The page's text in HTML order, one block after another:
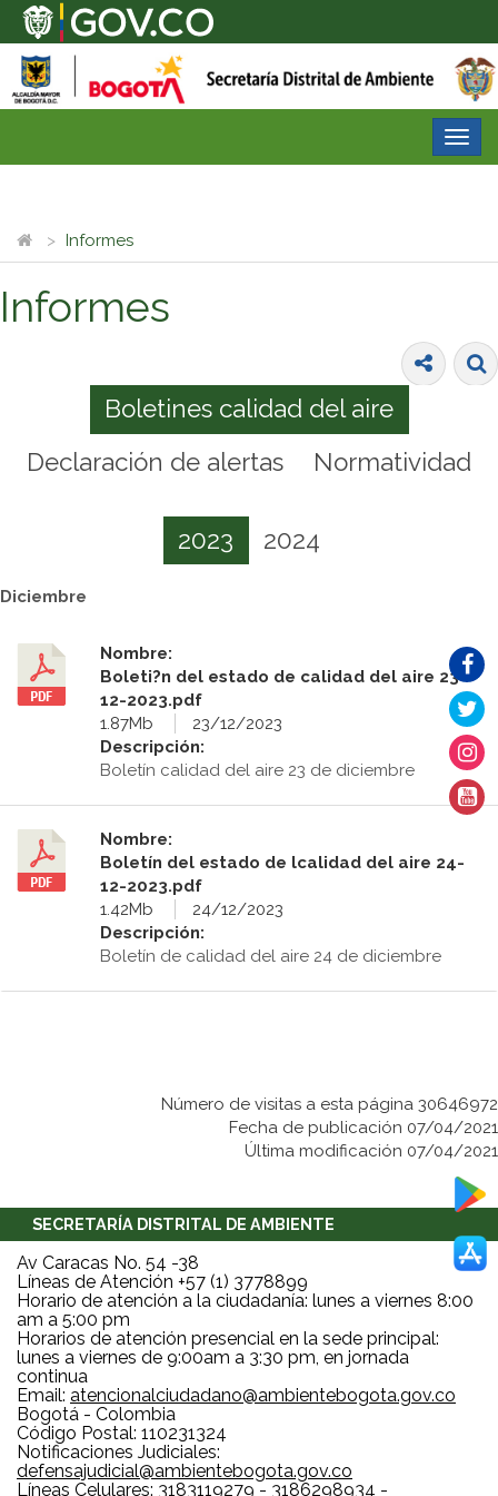
Informes
Informes
Boletines calidad del aire
Declaración de alertas
Normatividad
2023 2024
Diciembre
Nombre:
Boleti?n del estado de calidad del aire 23-
12-2023.pdf
1.87Mb
23/12/2023
Descripción:
Boletín calidad del aire 23 de diciembre
Nombre:
Boletín del estado de lcalidad del aire 24-
12-2023.pdf
1.42Mb
24/12/2023
Descripción:
Boletín de calidad del aire 24 de diciembre
Número de visitas a esta página 30646972
Fecha de publicación 07/04/2021
Última modificación 07/04/2021
SECRETARÍA DISTRITAL DE AMBIENTE
Av Caracas No. 54 -38
Líneas de Atención +57 (1) 3778899
Horario de atención a la ciudadanía: lunes a viernes 8:00
am a 5:00 pm
Horarios de atención presencial en la sede principal:
lunes a viernes de 9:00am a 3:30 pm, en jornada
continua
Email: atencionalciudadano@ambientebogota.gov.co
Bogotá - Colombia
Código Postal: 110231324
Notificaciones Judiciales:
defensajudicial@ambientebogota.gov.co
Líneas Celulares: 3183119279 - 3186298934 -